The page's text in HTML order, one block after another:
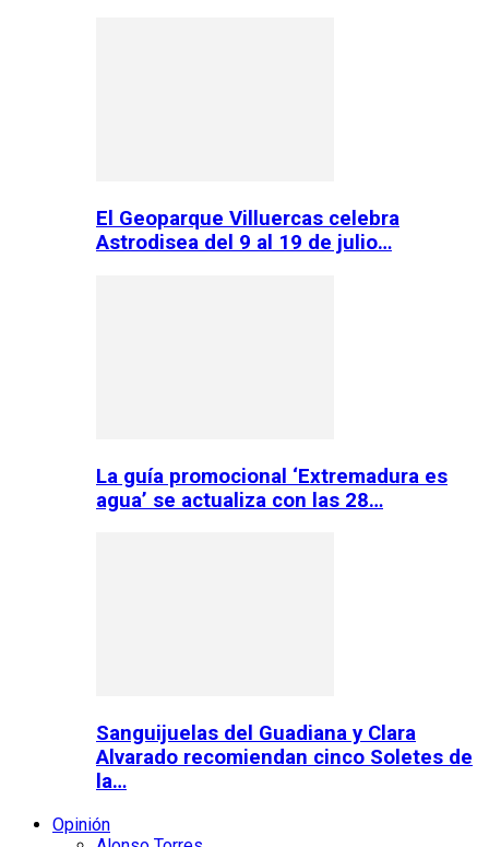
El Geoparque Villuercas celebra
Astrodisea del 9 al 19 de julio…
La guía promocional ‘Extremadura es
agua’ se actualiza con las 28…
Sanguijuelas del Guadiana y Clara
Alvarado recomiendan cinco Soletes de
la…
Opinión